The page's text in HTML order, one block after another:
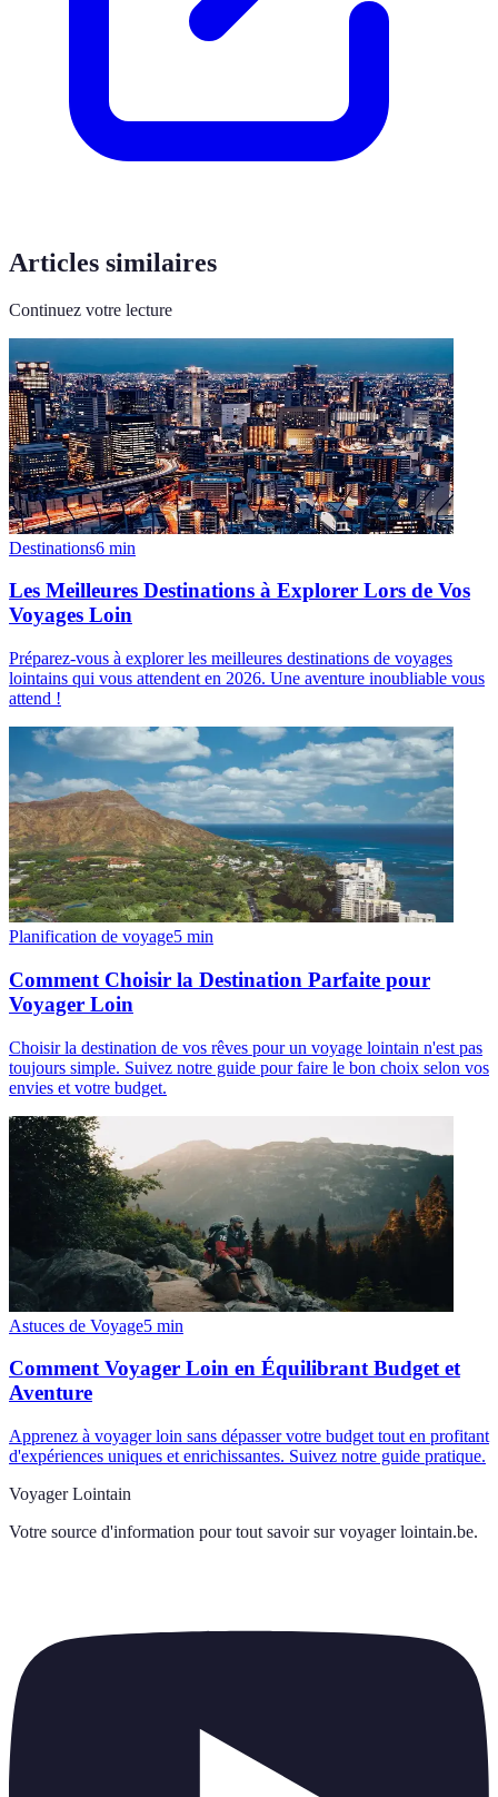
Articles similaires
Continuez votre lecture
Destinations6 min
Les Meilleures Destinations à Explorer Lors de Vos
Voyages Loin
Préparez-vous à explorer les meilleures destinations de voyages
lointains qui vous attendent en 2026. Une aventure inoubliable vous
attend !
Planification de voyage5 min
Comment Choisir la Destination Parfaite pour
Voyager Loin
Choisir la destination de vos rêves pour un voyage lointain n'est pas
toujours simple. Suivez notre guide pour faire le bon choix selon vos
envies et votre budget.
Astuces de Voyage5 min
Comment Voyager Loin en Équilibrant Budget et
Aventure
Apprenez à voyager loin sans dépasser votre budget tout en profitant
d'expériences uniques et enrichissantes. Suivez notre guide pratique.
Voyager Lointain
Votre source d'information pour tout savoir sur voyager lointain.be.